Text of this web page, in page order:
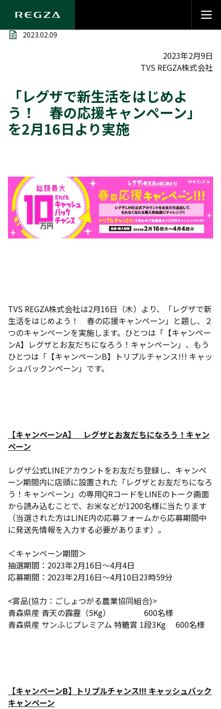
2023.02.09
2023年2月9日
TVS REGZA株式会社
「レグザで新生活をはじめよ
う！ 春の応援キャンペーン」
を2月16日より実施
TVS REGZA株式会社は2月16日（木）より、「レグザで新
生活をはじめよう！ 春の応援キャンペーン」と題し、２
つのキャンペーンを実施します。ひとつは「【キャンペー
ンA】レグザとお友だちになろう！キャンペーン」、もう
ひとつは「【キャンペーンB】トリプルチャンス!!! キャッ
シュバックンペーン」です。
【キャンペーンA】 レグザとお友だちになろう！キャン
ペーン
レグザ公式LINEアカウントをお友だち登録し、キャンペ
ーン期間内に店頭に設置された「レグザとお友だちになろ
う！キャンペーン」の専用QRコードをLINEのトーク画面
から読み込むことで、お米などが1200名様に当たります
（当選された方はLINE内の応募フォームから応募期間中
に発送先情報を入力する必要があります）。
＜キャンペーン期間＞
抽選期間：2023年2月16日～4月4日
応募期間：2023年2月16日～4月10日23時59分
<賞品(協力：ごしょつがる農業協同組合)>
青森県産 青天の霹靂（5Kg） 600名様
青森県産 サンふじプレミアム 特糖賞 1段3Kg 600名様
【キャンペーンB】トリプルチャンス!!! キャッシュバック
キャンペーン